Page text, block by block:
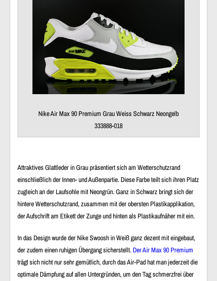
Nike Air Max 90 Premium Grau Weiss Schwarz Neongelb
333888-018
Attraktives Glattleder in Grau präsentiert sich am Wetterschutzrand
einschließlich der Innen- und Außenpartie. Diese Farbe teilt sich ihren Platz
zugleich an der Laufsohlemit Neongrün. Ganz in Schwarz bringt sich der
hintere Wetterschutzrand, zusammen mit derobersten Plastikapplikation,
derAufschrift am Etikett der Zungeund hinten als Plastikaufnähermit ein.
In das Design wurde der Nike Swoosh in Weiß ganz dezent mit eingebaut,
der zudem einen ruhigen Übergang sicherstellt. Der Air Max 90 Premium
trägt sich nicht nur sehr gemütlich, durch dasAir-Padhat man jederzeit die
optimale Dämpfungauf allen Untergründen, um den Tag schmerzfrei über